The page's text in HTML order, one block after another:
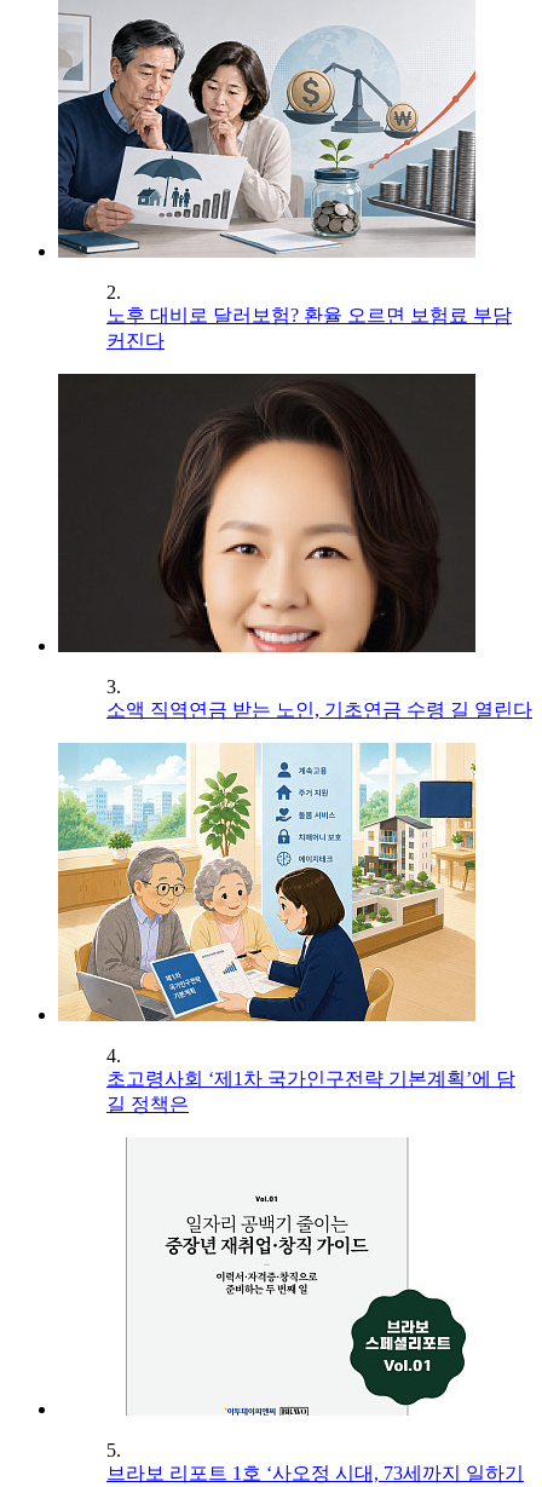
2.
노후 대비로 달러보험? 환율 오르면 보험료 부담
커진다
3.
소액 직역연금 받는 노인, 기초연금 수령 길 열린다
4.
초고령사회 ‘제1차 국가인구전략 기본계획’에 담
길 정책은
5.
브라보 리포트 1호 ‘사오정 시대, 73세까지 일하기